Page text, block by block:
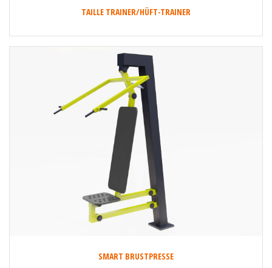
TAILLE TRAINER/HÜFT-TRAINER
SMART BRUSTPRESSE